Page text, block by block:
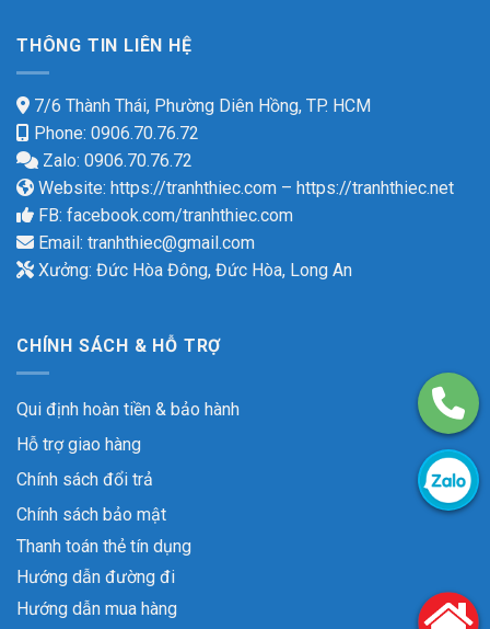
THÔNG TIN LIÊN HỆ
7/6 Thành Thái, Phường Diên Hồng, TP. HCM
Phone: 0906.70.76.72
Zalo: 0906.70.76.72
Website: https://tranhthiec.com – https://tranhthiec.net
FB: facebook.com/tranhthiec.com
Email: tranhthiec@gmail.com
Xưởng: Đức Hòa Đông, Đức Hòa, Long An
CHÍNH SÁCH & HỖ TRỢ
Qui định hoàn tiền & bảo hành
Hỗ trợ giao hàng
Chính sách đổi trả
Chính sách bảo mật
Thanh toán thẻ tín dụng
Hướng dẫn đường đi
Hướng dẫn mua hàng